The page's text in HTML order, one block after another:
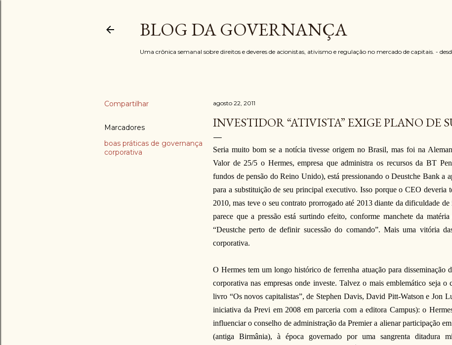
BLOG DA GOVERNANÇA
Uma crônica semanal sobre direitos e deveres de acionistas, ativismo e regulação no mercado de capitais. -
Compartilhar
Marcadores
boas práticas de governança
corporativa
agosto 22, 2011
INVESTIDOR “ATIVISTA” EXIGE PLANO DE
Seria muito bom se a notícia tivesse origem no Brasil, mas foi na
Valor de 25/5 o Hermes, empresa que administra os recursos da BT
fundos de pensão do Reino Unido), está pressionando o Deustche Bank a
para a substituição de seu principal executivo. Isso porque o CEO deveria
2010, mas teve o seu contrato prorrogado até 2013 diante da dificuldade
parece que a pressão está surtindo efeito, conforme manchete da
“Deustche perto de definir sucessão do comando”. Mais uma vitória
corporativa.
O Hermes tem um longo histórico de ferrenha atuação para disseminação
corporativa nas empresas onde investe. Talvez o mais emblemático seja o
livro “Os novos capitalistas”, de Stephen Davis, David Pitt-Watson e Jon
iniciativa da Previ em 2008 em parceria com a editora Campus): o
influenciar o conselho de administração da Premier a alienar participação
(antiga Birmânia), à época governado por uma sangrenta ditadura